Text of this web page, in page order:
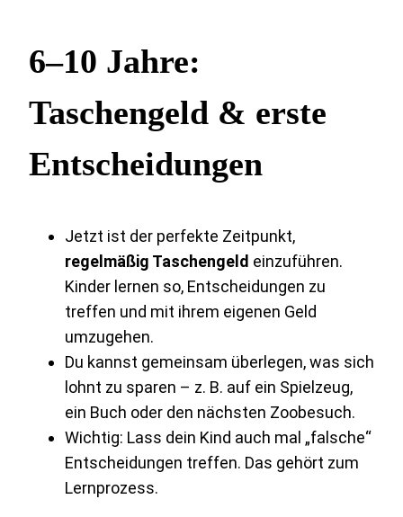
6–10 Jahre:
Taschengeld & erste
Entscheidungen
Jetzt ist der perfekte Zeitpunkt,
regelmäßig Taschengeld einzuführen.
Kinder lernen so, Entscheidungen zu
treffen und mit ihrem eigenen Geld
umzugehen.
Du kannst gemeinsam überlegen, was sich
lohnt zu sparen – z. B. auf ein Spielzeug,
ein Buch oder den nächsten Zoobesuch.
Wichtig: Lass dein Kind auch mal „falsche“
Entscheidungen treffen. Das gehört zum
Lernprozess.